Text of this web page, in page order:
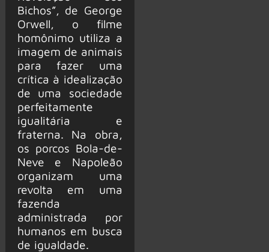
Bichos”, de George
Orwell, o filme
homônimo utiliza a
imagem de animais
para fazer uma
crítica à idealização
de uma sociedade
perfeitamente
igualitária e
fraterna. Na obra,
os porcos Bola-de-
Neve e Napoleão
organizam uma
revolta em uma
fazenda
administrada por
humanos em busca
de igualdade.